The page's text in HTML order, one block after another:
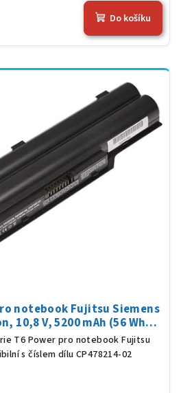
Do košíku
notebook Fujitsu Siemens
10,8 V, 5200 mAh (56 Wh),
černá
T6 Power pro notebook Fujitsu
s číslem dílu CP478214-02